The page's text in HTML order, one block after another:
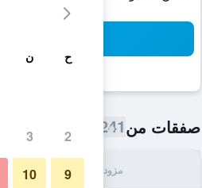
صفقات من241 ﷼
مزود
ح ن
2
3
9
10